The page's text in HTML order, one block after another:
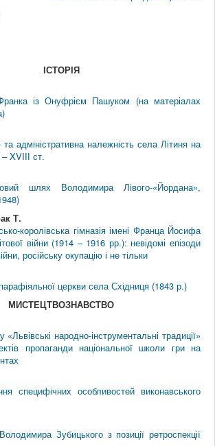
ІСТОРІЯ
із Онуфрієм Пашуком (на матеріалах
адміністративна належність села Літиня на
XVIІІ ст.
шлях Володимира Лівого-«Йордана»,
Т.
королівська гімназія імені Франца Йосифа
війни (1914 – 1916 рр.): невідомі епізоди
російську окупацію і не тільки
церкви села Східниця (1843 р.)
МИСТЕЦТВОЗНАВСТВО
народно-інструментальні традиції»
пропаганди національної школи гри на
специфічних особливостей виконавського
Зубицького з позиції ретроспекції